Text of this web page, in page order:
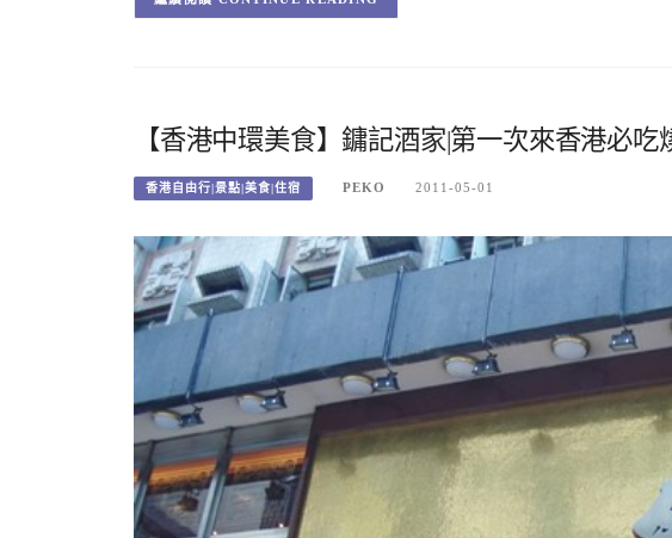
【香港中環美食】鏞記酒家|第一次來香港必吃
香港自由行|景點|美食|住宿 PEKO 2011-05-01